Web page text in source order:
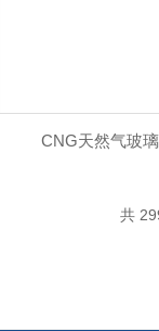
CNG天然气玻
共